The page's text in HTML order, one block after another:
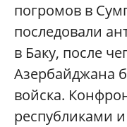
погромов в
последовали
в Баку, после
Азербайджана
войска.
республиками